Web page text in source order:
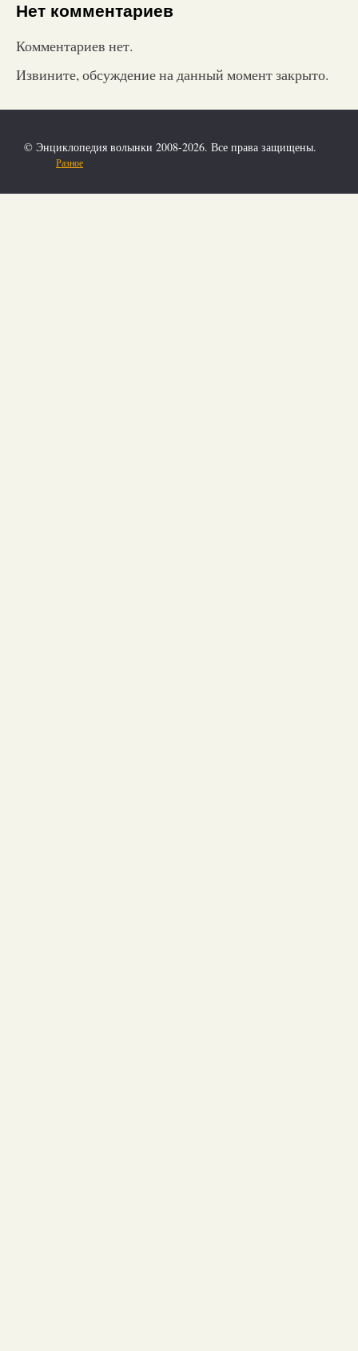
Нет комментариев
Комментариев нет.
Извините, обсуждение на данный момент закрыто.
© Энциклопедия волынки 2008-2026. Все права защищены.
Разное